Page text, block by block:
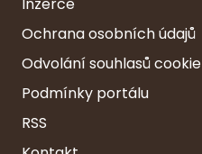
Inzerce
Ochrana osobních údajů
Odvolání souhlasů cookie
Podmínky portálu
RSS